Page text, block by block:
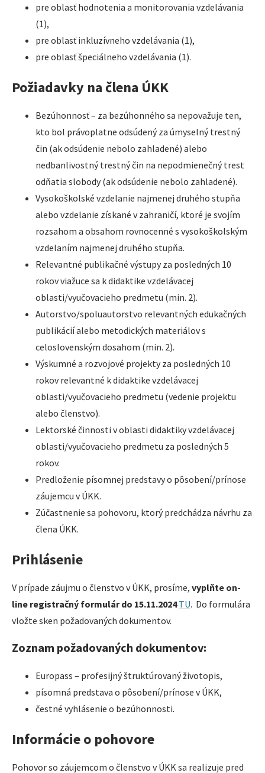
pre oblasť hodnotenia a monitorovania vzdelávania
(1),
pre oblasť inkluzívneho vzdelávania (1),
pre oblasť špeciálneho vzdelávania (1).
Požiadavky na člena ÚKK
Bezúhonnosť – za bezúhonného sa nepovažuje ten,
kto bol právoplatne odsúdený za úmyselný trestný
čin (ak odsúdenie nebolo zahladené) alebo
nedbanlivostný trestný čin na nepodmienečný trest
odňatia slobody (ak odsúdenie nebolo zahladené).
Vysokoškolské vzdelanie najmenej druhého stupňa
alebo vzdelanie získané v zahraničí, ktoré je svojím
rozsahom a obsahom rovnocenné s vysokoškolským
vzdelaním najmenej druhého stupňa.
Relevantné publikačné výstupy za posledných 10
rokov viažuce sa k didaktike vzdelávacej
oblasti/vyučovacieho predmetu (min. 2).
Autorstvo/spoluautorstvo relevantných edukačných
publikácií alebo metodických materiálov s
celoslovenským dosahom (min. 2).
Výskumné a rozvojové projekty za posledných 10
rokov relevantné k didaktike vzdelávacej
oblasti/vyučovacieho predmetu (vedenie projektu
alebo členstvo).
Lektorské činnosti v oblasti didaktiky vzdelávacej
oblasti/vyučovacieho predmetu za posledných 5
rokov.
Predloženie písomnej predstavy o pôsobení/prínose
záujemcu v ÚKK.
Zúčastnenie sa pohovoru, ktorý predchádza návrhu za
člena ÚKK.
Prihlásenie
V prípade záujmu o členstvo v ÚKK, prosíme, vyplňte on-
line registračný formulár do 15.11.2024 TU. Do formulára
vložte sken požadovaných dokumentov.
Zoznam požadovaných dokumentov:
Europass – profesijný štruktúrovaný životopis,
písomná predstava o pôsobení/prínose v ÚKK,
čestné vyhlásenie o bezúhonnosti.
Informácie o pohovore
Pohovor so záujemcom o členstvo v ÚKK sa realizuje pred